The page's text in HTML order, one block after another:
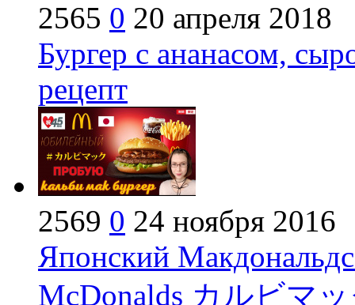
2565 0 20 апреля 2018
Бургер с ананасом,
рецепт
2569 0 24 ноября 2016
Японский
McDonalds カルビマ